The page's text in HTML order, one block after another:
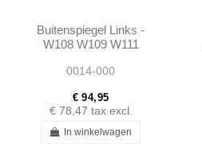
Buitenspiegel Links -
W108 W109 W111
1088101516
0014-000
€ 94,95
€ 78,47 tax excl.
In winkelwagen